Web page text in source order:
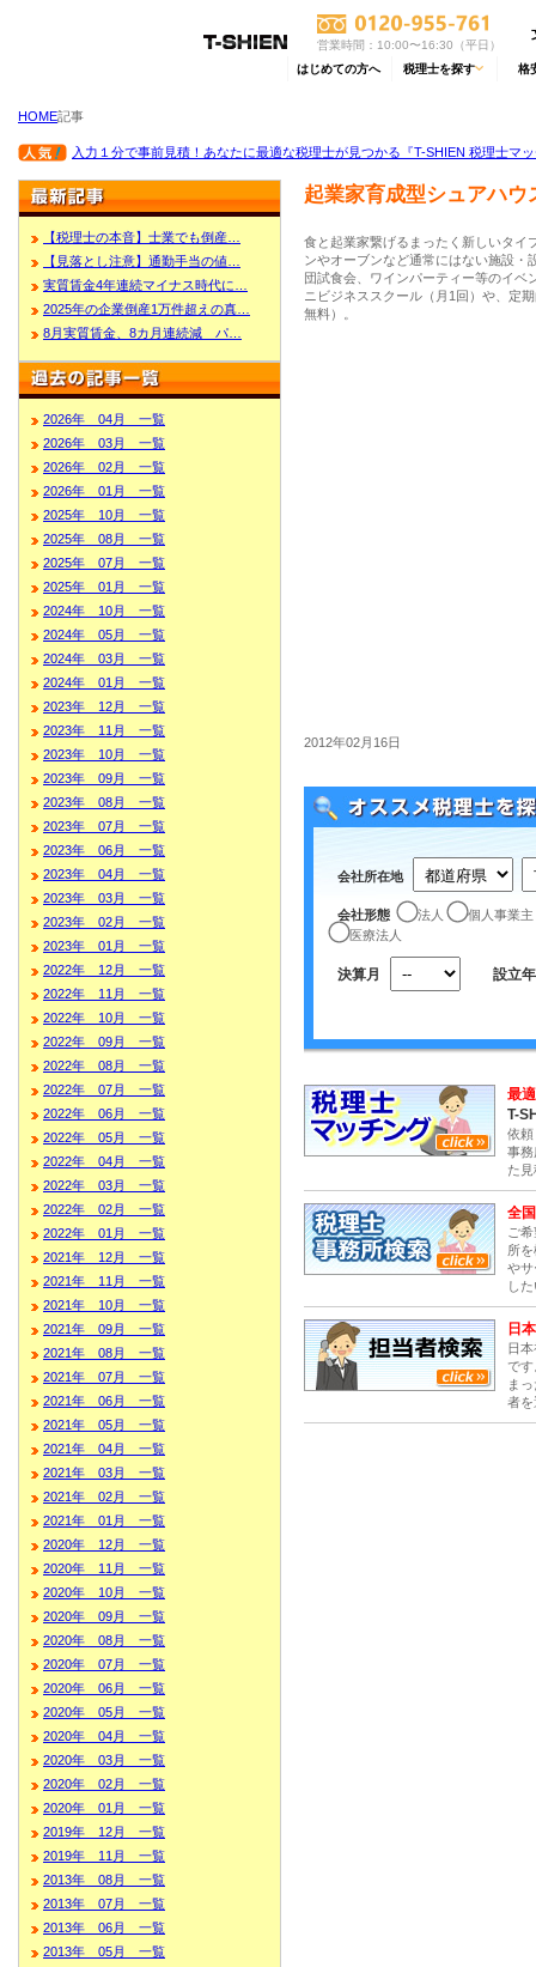
営業時間：10:00〜16:30（平日）
はじめての方へ 税理士を探す 格
HOME記事
入力１分で事前見積！あなたに最適な税理士が見つかる『T-SHIEN 税理士マ
【税理士の本音】士業でも倒産…
【見落とし注意】通勤手当の値…
実質賃金4年連続マイナス時代に…
2025年の企業倒産1万件超えの真…
8月実質賃金、8カ月連続減 パ…
2026年 04月 一覧
2026年 03月 一覧
2026年 02月 一覧
2026年 01月 一覧
2025年 10月 一覧
2025年 08月 一覧
2025年 07月 一覧
2025年 01月 一覧
2024年 10月 一覧
2024年 05月 一覧
2024年 03月 一覧
2024年 01月 一覧
2023年 12月 一覧
2023年 11月 一覧
2023年 10月 一覧
2023年 09月 一覧
2023年 08月 一覧
2023年 07月 一覧
2023年 06月 一覧
2023年 04月 一覧
2023年 03月 一覧
2023年 02月 一覧
2023年 01月 一覧
2022年 12月 一覧
2022年 11月 一覧
2022年 10月 一覧
2022年 09月 一覧
2022年 08月 一覧
2022年 07月 一覧
2022年 06月 一覧
2022年 05月 一覧
2022年 04月 一覧
2022年 03月 一覧
2022年 02月 一覧
2022年 01月 一覧
2021年 12月 一覧
2021年 11月 一覧
2021年 10月 一覧
2021年 09月 一覧
2021年 08月 一覧
2021年 07月 一覧
2021年 06月 一覧
2021年 05月 一覧
2021年 04月 一覧
2021年 03月 一覧
2021年 02月 一覧
2021年 01月 一覧
2020年 12月 一覧
2020年 11月 一覧
2020年 10月 一覧
2020年 09月 一覧
2020年 08月 一覧
2020年 07月 一覧
2020年 06月 一覧
2020年 05月 一覧
2020年 04月 一覧
2020年 03月 一覧
2020年 02月 一覧
2020年 01月 一覧
2019年 12月 一覧
2019年 11月 一覧
2013年 08月 一覧
2013年 07月 一覧
2013年 06月 一覧
2013年 05月 一覧
起業家育成型シュアハ
食と起業家繋げるまったく新しいタイ
ンやオーブンなど通常にはない施設・
団試食会、ワインパーティー等のイベ
ニビジネススクール（月1回）や、定
無料）。
2012年02月16日
会社所在地
会社形態 法人
個人事業主
医療法人
決算月 設立年
最適
T-
依頼
事務
た
全
ご
所
やサ
し
日
日
です
ま
者を